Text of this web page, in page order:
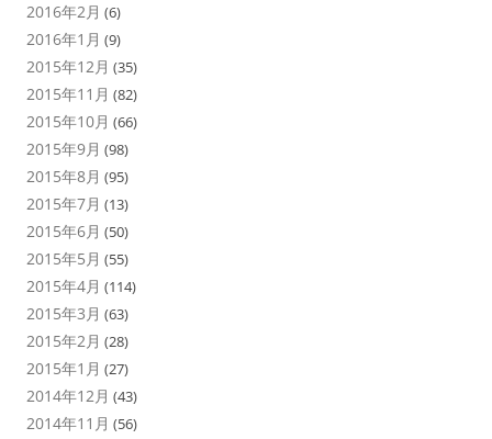
2016年2月 (6)
2016年1月 (9)
2015年12月 (35)
2015年11月 (82)
2015年10月 (66)
2015年9月 (98)
2015年8月 (95)
2015年7月 (13)
2015年6月 (50)
2015年5月 (55)
2015年4月 (114)
2015年3月 (63)
2015年2月 (28)
2015年1月 (27)
2014年12月 (43)
2014年11月 (56)